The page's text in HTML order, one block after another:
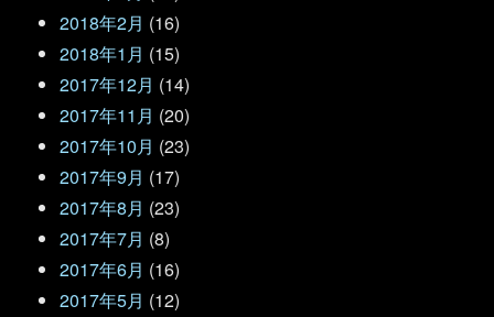
2018年2月 (16)
2018年1月 (15)
2017年12月 (14)
2017年11月 (20)
2017年10月 (23)
2017年9月 (17)
2017年8月 (23)
2017年7月 (8)
2017年6月 (16)
2017年5月 (12)